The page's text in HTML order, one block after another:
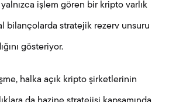
işlem gören bir kripto varlık
bilançolarda stratejik rezerv unsuru
gösteriyor.
halka açık kripto şirketlerinin